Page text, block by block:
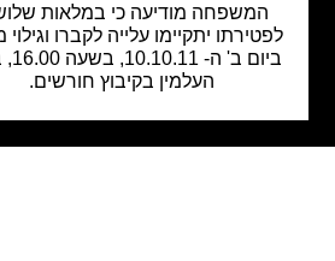
המשפחה מודיעה כי במלאות שלושים
יתקיימו עלייה לקברו וגילוי מצבה
ביום ב' ה- 10.10.11, בשעה 16.00, בבית
העלמין בקיבוץ חורשים.